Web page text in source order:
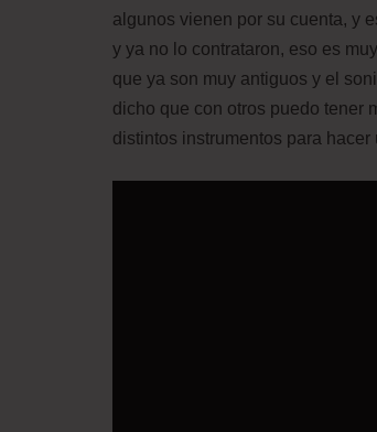
algunos vienen por su cuenta, y
y ya no lo contrataron, eso es
que ya son muy antiguos y el
dicho que con otros puedo tener
distintos instrumentos para hacer